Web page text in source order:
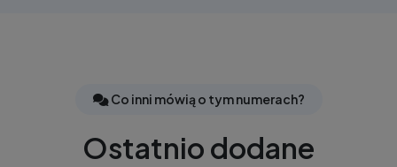
Co inni mówią o tym numerach?
Ostatnio dodane